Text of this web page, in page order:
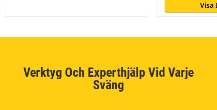
Visa
Verktyg Och Experthjälp Vid Varje
Sväng